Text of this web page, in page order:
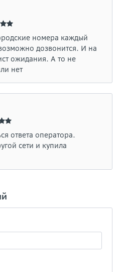
номера каждый
дозвонится. И на
ожидания. А то не
нет
ответа оператора.
сети и купила